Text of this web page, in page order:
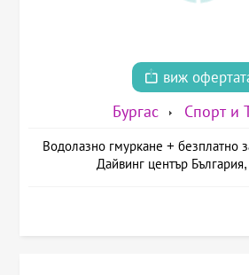
виж
Бургас Спорт и
Водолазно гмуркане + безплатно
Дайвинг център